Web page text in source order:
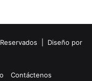
| Diseño por
Contáctenos